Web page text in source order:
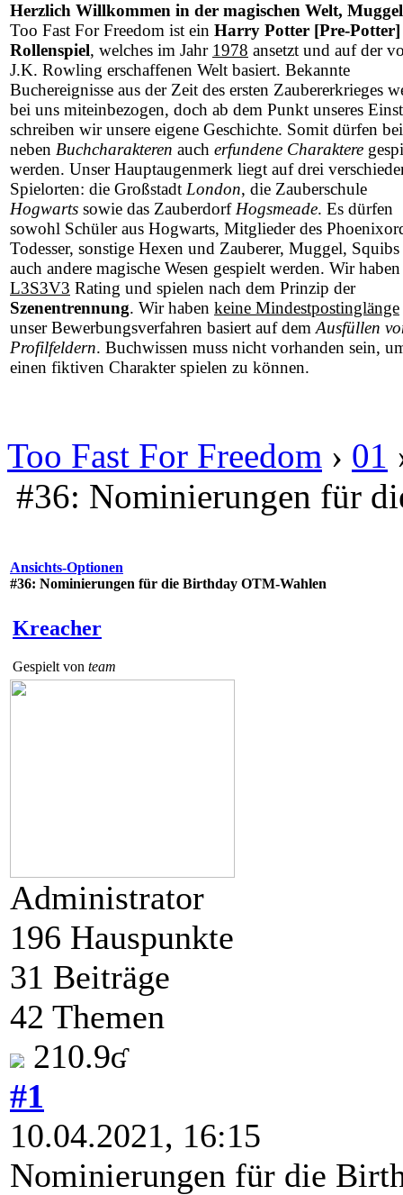
Herzlich Willkommen in der magischen Welt, Muggel
Too Fast For Freedom ist ein Harry Potter [Pre-Potter]
Rollenspiel, welches im Jahr 1978 ansetzt und auf der
J.K. Rowling erschaffenen Welt basiert. Bekannte
Buchereignisse aus der Zeit des ersten Zaubererkrieges
bei uns miteinbezogen, doch ab dem Punkt unseres
schreiben wir unsere eigene Geschichte. Somit dürfen
neben Buchcharakteren auch erfundene Charaktere
werden. Unser Hauptaugenmerk liegt auf drei
Spielorten: die Großstadt London, die Zauberschule
Hogwarts sowie das Zauberdorf Hogsmeade. Es dürfen
sowohl Schüler aus Hogwarts, Mitglieder des
Todesser, sonstige Hexen und Zauberer, Muggel, Squibs
auch andere magische Wesen gespielt werden. Wir
L3S3V3 Rating und spielen nach dem Prinzip der
Szenentrennung. Wir haben keine Mindestpostinglänge
unser Bewerbungsverfahren basiert auf dem Ausfüllen
Profilfeldern. Buchwissen muss nicht vorhanden sein,
einen fiktiven Charakter spielen zu können.
Too Fast For Freedom › 01
#36: Nominierungen für
Ansichts-Optionen
#36: Nominierungen für die Birthday OTM-Wahlen
Kreacher
Gespielt von team
Administrator
196 Hauspunkte
31 Beiträge
42 Themen
210.9ʛ
#1
10.04.2021, 16:15
Nominierungen für die